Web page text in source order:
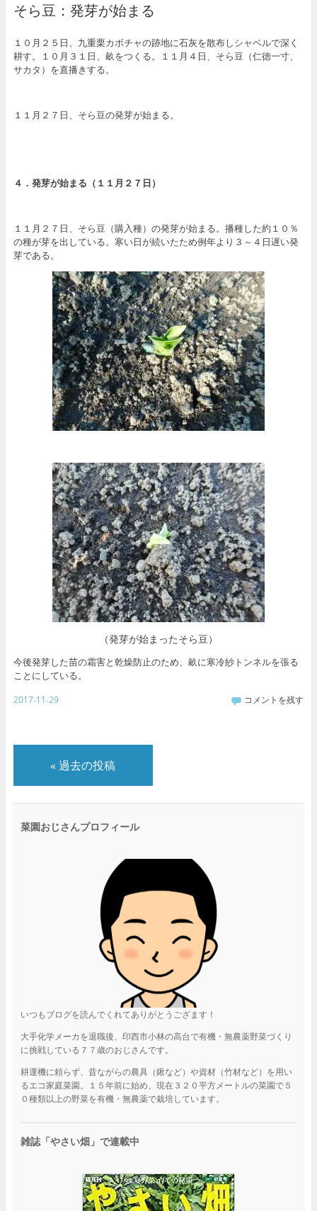
そら豆：発芽が始まる
１０月２５日、九重栗カボチャの跡地に石灰を散布しシャベルで深く
耕す。１０月３１日、畝をつくる。１１月４日、そら豆（仁徳一寸、
サカタ）を直播きする。
１１月２７日、そら豆の発芽が始まる。
４．発芽が始まる（１１月２７日）
１１月２７日、そら豆（購入種）の発芽が始まる。播種した約１０％
の種が芽を出している。寒い日が続いたため例年より３～４日遅い発
芽である。
（発芽が始まったそら豆）
今後発芽した苗の霜害と乾燥防止のため、畝に寒冷紗トンネルを張る
ことにしている。
2017-11-29 コメントを残す
« 過去の投稿
菜園おじさんプロフィール
いつもブログを読んでくれてありがとうござます！
大手化学メーカを退職後、印西市小林の高台で有機・無農薬野菜づくり
に挑戦している７７歳のおじさんです。
耕運機に頼らず、昔ながらの農具（鍬など）や資材（竹材など）を用い
るエコ家庭菜園。１５年前に始め、現在３２０平方メートルの菜園で５
０種類以上の野菜を有機・無農薬で栽培しています。
雑誌「やさい畑」で連載中